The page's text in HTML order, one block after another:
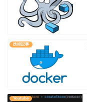
技術記事
Youtube